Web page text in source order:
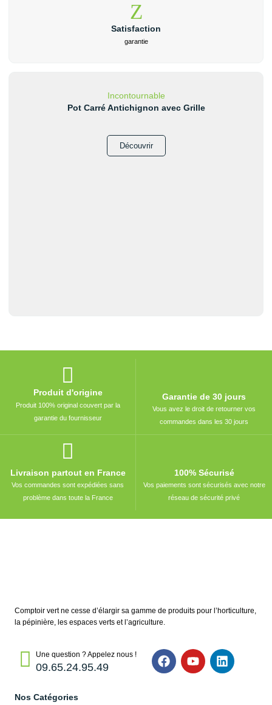
Satisfaction
garantie
Incontournable
Pot Carré Antichignon avec Grille
Découvrir
Produit d'origine
Produit 100% original couvert par la
garantie du fournisseur
Garantie de 30 jours
Vous avez le droit de retourner vos
commandes dans les 30 jours
Livraison partout en France
Vos commandes sont expédiées sans
problème dans toute la France
100% Sécurisé
Vos paiements sont sécurisés avec notre
réseau de sécurité privé
Comptoir vert ne cesse d’élargir sa gamme de produits pour l’horticulture,
la pépinière, les espaces verts et l’agriculture.
Une question ? Appelez nous !
09.65.24.95.49
Nos Catégories